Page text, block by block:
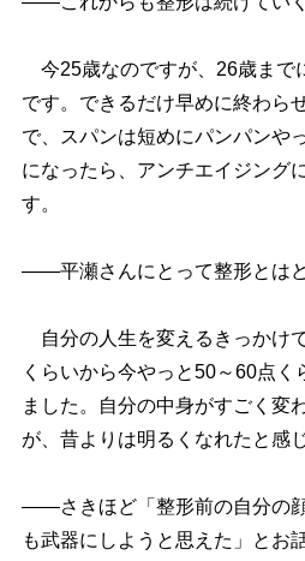
今25歳なのですが、26歳まで
です。できるだけ早めに終わら
で、スパンは短めにパンパンや
になったら、アンチエイジング
す。
――平瀬さんにとって整形とは
自分の人生を変えるきっかけ
くらいから今やっと50～60点く
ました。自分の中身がすごく変
が、昔よりは明るくなれたと感
――さきほど「整形前の自分の
も武器にしようと思えた」とお